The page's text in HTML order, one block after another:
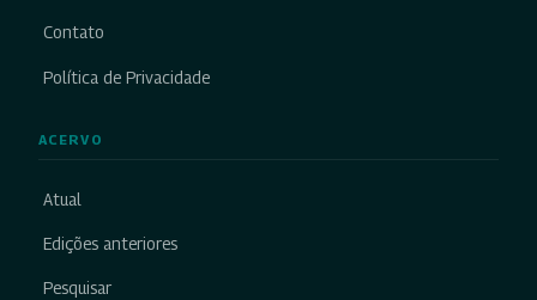
Contato
Política de Privacidade
ACERVO
Atual
Edições anteriores
Pesquisar